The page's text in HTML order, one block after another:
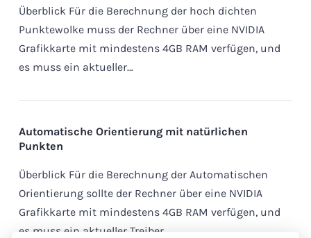
Überblick Für die Berechnung der hoch dichten
Punktewolke muss der Rechner über eine NVIDIA
Grafikkarte mit mindestens 4GB RAM verfügen, und
es muss ein aktueller…
Automatische Orientierung mit natürlichen
Punkten
Überblick Für die Berechnung der Automatischen
Orientierung sollte der Rechner über eine NVIDIA
Grafikkarte mit mindestens 4GB RAM verfügen, und
es muss ein aktueller Treiber…